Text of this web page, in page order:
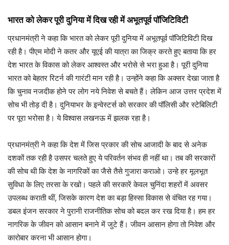
भारत को लेकर पूरी दुनिया में दिख रही में अभूतपूर्व पॉजिटिविटी
प्रधानमंत्री ने कहा कि भारत को लेकर पूरी दुनिया में अभूतपूर्व पॉजिटिविटी दिख
रही है। पीएम मोदी ने कतर और यूएई की यात्रा का जिक्र करते हुए बताया कि हर
देश भारत के विकास को लेकर आश्वस्त और भरोसे से भरा हुआ है। पूरी दुनिया
भारत को बेहतर रिटर्न की गारंटी मान रही है। उन्होंने कहा कि अक्सर देखा जाता है
कि चुनाव नजदीक होने पर लोग नये निवेश से बचते हैं। लेकिन आज उत्तर प्रदेश में
सोच भी तोड़ दी है। दुनियाभर के इन्वेस्टर्स को सरकार की पॉलिसी और स्टेबिलिटी
पर पूरा भरोसा है। ये विश्वास लखनऊ में झलक रहा है।
प्रधानमंत्री ने कहा कि देश में जिस प्रकार की सोच आजादी के बाद से अनेक
दशकों तक रही है उसपर चलते हुए ये परिवर्तन संभव ही नहीं था। तब की सरकारों
की सोच थी कि देश के नागरिकों का जैसे तैसे गुजारा कराओ। उन्हे हर मूलभूत
सुविधा के लिए तरसा के रखो। पहले की सरकारें केवल चुनिंदा शहरों में अवसर
उपलब्ध कराती थीं, जिसके कारण देश का बड़ा हिस्सा विकास से वंचित रह गया।
डबल इंजन सरकार ने पुरानी राजनीतिक सोच को बदल कर रख दिया है। हम हर
नागरिक के जीवन को आसान बनाने में जुटे हैं। जीवन आसान होगा तो निवेश और
कारोबार करना भी आसान होगा।